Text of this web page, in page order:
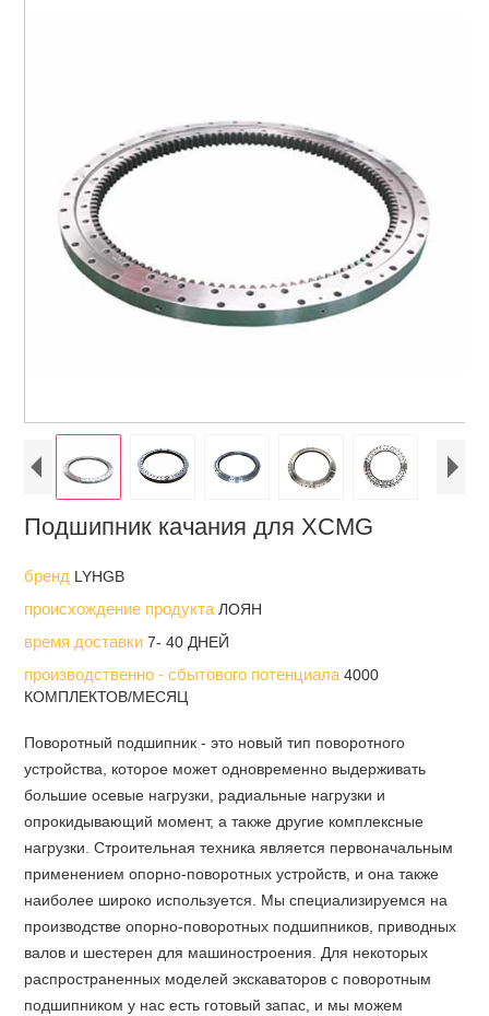
Подшипник качания для XCMG
бренд LYHGB
происхождение продукта ЛОЯН
время доставки7- 40 ДНЕЙ
производственно - сбытового потенциала4000
КОМПЛЕКТОВ/МЕСЯЦ
Поворотный подшипник - это новый тип поворотного
устройства, которое может одновременно выдерживать
большие осевые нагрузки, радиальные нагрузки и
опрокидывающий момент, а также другие комплексные
нагрузки. Строительная техника является первоначальным
применением опорно-поворотных устройств, и она также
наиболее широко используется. Мы специализируемся на
производстве опорно-поворотных подшипников, приводных
валов и шестерен для машиностроения. Для некоторых
распространенных моделей экскаваторов с поворотным
подшипником у нас есть готовый запас, и мы можем